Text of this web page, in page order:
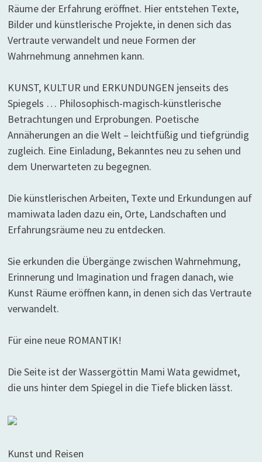
Räume der Erfahrung eröffnet. Hier entstehen Texte,
Bilder und künstlerische Projekte, in denen sich das
Vertraute verwandelt und neue Formen der
Wahrnehmung annehmen kann.
KUNST, KULTUR und ERKUNDUNGEN jenseits des
Spiegels … Philosophisch-magisch-künstlerische
Betrachtungen und Erprobungen. Poetische
Annäherungen an die Welt – leichtfüßig und tiefgründig
zugleich. Eine Einladung, Bekanntes neu zu sehen und
dem Unerwarteten zu begegnen.
Die künstlerischen Arbeiten, Texte und Erkundungen auf
mamiwata laden dazu ein, Orte, Landschaften und
Erfahrungsräume neu zu entdecken.
Sie erkunden die Übergänge zwischen Wahrnehmung,
Erinnerung und Imagination und fragen danach, wie
Kunst Räume eröffnen kann, in denen sich das Vertraute
verwandelt.
Für eine neue ROMANTIK!
Die Seite ist der Wassergöttin Mami Wata gewidmet,
die uns hinter dem Spiegel in die Tiefe blicken lässt.
Kunst und Reisen